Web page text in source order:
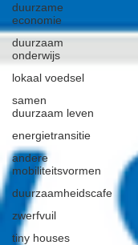
duurzame
economie
duurzaam
onderwijs
lokaal voedsel
samen
duurzaam leven
energietransitie
andere
mobiliteitsvormen
duurzaamheidscafe
zwerfvuil
tiny houses